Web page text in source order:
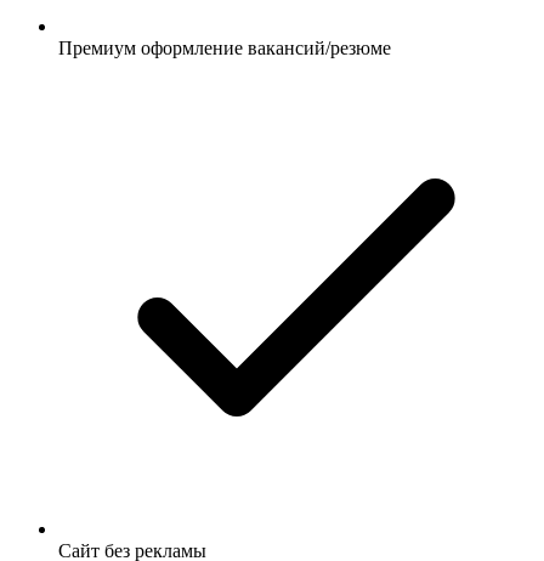
Премиум оформление вакансий/резюме
Сайт без рекламы